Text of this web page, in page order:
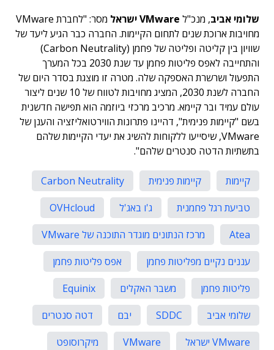
שלומי אביב, מנכ"ל VMware ישראל
מסר: "לחברת VMware
מחויבות ארוכת שנים לתחום הקיימות. החברה כבר הגיע ליעד של
שוויון בין קליטה ופליטה של פחמן (Carbon Neutrality)
והתחייבה לאפס פליטות פחמן עד שנת 2030 בכל המערך
התפעול ושרשרת האספקה שלה. מטרה זו מוצגת בסדר היום של
החברה לשנת 2030, המציג מחויבות לטווח של 10 שנים ליצור
עולם עמיד ובר קיימא. מרכיב מרכזי ביוזמה הוא תפישה חדשנית
בשם "קיימות פנימית", דהיינו פתרונות הווירטואליזציה והענן של
VMware, שיסייעו ללקוחות להשיג את יעדי הקיימות שלהם
בתשתיות הדטה סנטרים שלהם".
קיימות קיימות פנימית
Carbon Neutrality
טביעת רגל פחמנית
ג'ו באג'ל
OVHcloud
Atea
מרכז הנתונים מוגדר התוכנה של VMware
עננים נקיים מפליטות פחמן
אפס פליטות פחמן
פליטות פחמן
משבר האקלים
Equinix
שלומי אביב
SDDC יבם
דטה סנטרים
VMware ישראל
VMware מיקרוסופט